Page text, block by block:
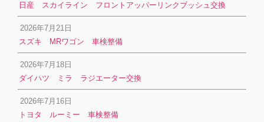
日産 スカイライン フロントアッパーリンクブッシュ交換
2026年7月21日
スズキ MRワゴン 車検整備
2026年7月18日
ダイハツ ミラ ラジエーター交換
2026年7月16日
トヨタ ルーミー 車検整備